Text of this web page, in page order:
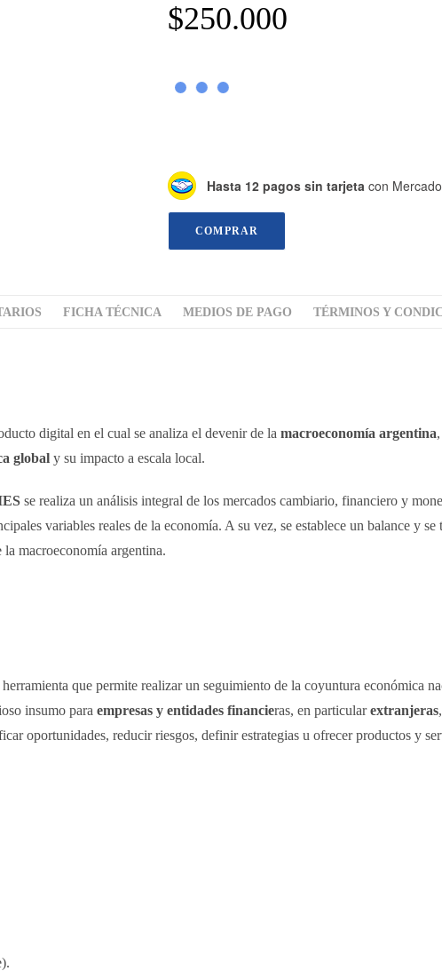
$250.000
Hasta 12 pagos sin tarjeta con
COMPRAR
FICHA TÉCNICA MEDIOS DE PAGO TÉRMINOS Y
digital en el cual se analiza el devenir de la macroeconomía argentina
globaly su impacto a escala local.
se realiza un análisis integral de los mercados cambiario, financiero y
variables reales de la economía. A su vez, se establece un balance y se
macroeconomía argentina.
herramienta que permite realizar un seguimiento de la coyuntura económica
insumo para empresas y entidades financieras, en particularextranjeras
oportunidades, reducir riesgos, definir estrategias u ofrecer productos y